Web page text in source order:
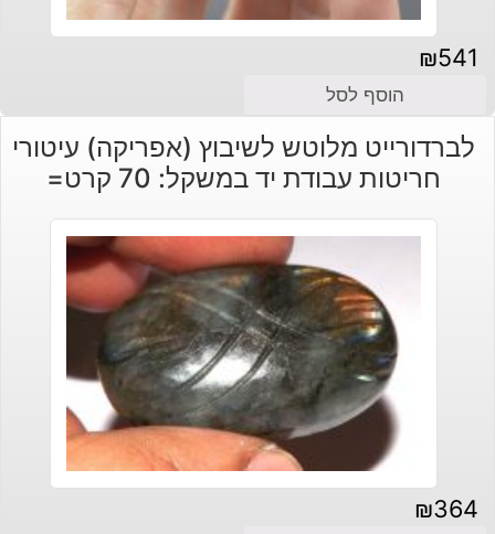
₪541
הוסף לסל
לברדורייט מלוטש לשיבוץ (אפריקה) עיטורי
חריטות עבודת יד במשקל: 70 קרט=
₪364